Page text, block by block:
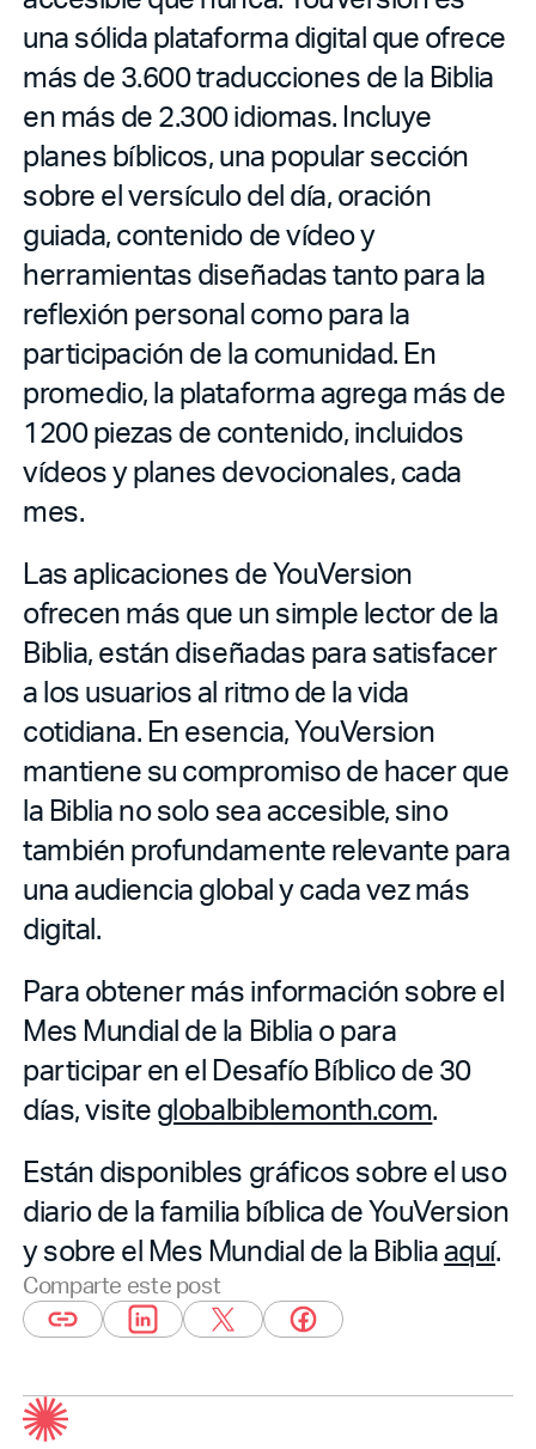
una sólida plataforma digital que ofrece
más de 3.600 traducciones de la Biblia
en más de 2.300 idiomas. Incluye
planes bíblicos, una popular sección
sobre el versículo del día, oración
guiada, contenido de vídeo y
herramientas diseñadas tanto para la
reflexión personal como para la
participación de la comunidad. En
promedio, la plataforma agrega más de
1200 piezas de contenido, incluidos
vídeos y planes devocionales, cada
mes.
Las aplicaciones de YouVersion
ofrecen más que un simple lector de la
Biblia, están diseñadas para satisfacer
a los usuarios al ritmo de la vida
cotidiana. En esencia, YouVersion
mantiene su compromiso de hacer que
la Biblia no solo sea accesible, sino
también profundamente relevante para
una audiencia global y cada vez más
digital.
Para obtener más información sobre el
Mes Mundial de la Biblia o para
participar en el Desafío Bíblico de 30
días, visiteglobalbiblemonth.com.
Están disponibles gráficos sobre el uso
diario de la familia bíblica de YouVersion
y sobre el Mes Mundial de la Bibliaaquí.
Comparte este post